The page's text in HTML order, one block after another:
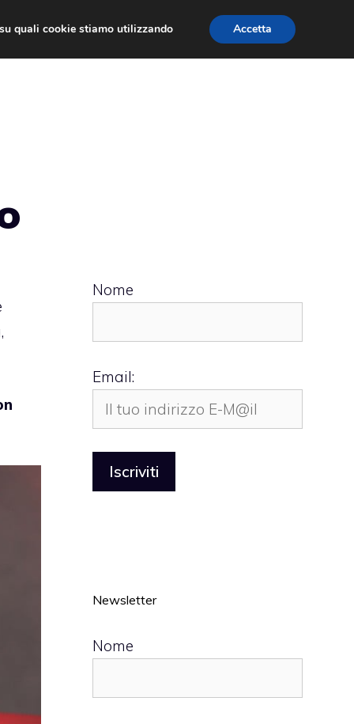
Nome
Email:
Newsletter
Nome
quali cookie stiamo utilizzando
Accetta